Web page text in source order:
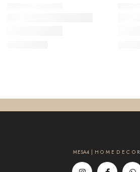
MESA4 | H O M E D E C O R